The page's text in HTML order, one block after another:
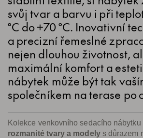
svůj tvar a barvu i při
°C do +70 °C. Inovativní
a precizní řemeslné
nejen dlouhou životnost,
maximální komfort a
nábytek může být tak
společníkem na terase po
Kolekce venkovního sedacího
rozmanité tvary a modelys důrazem